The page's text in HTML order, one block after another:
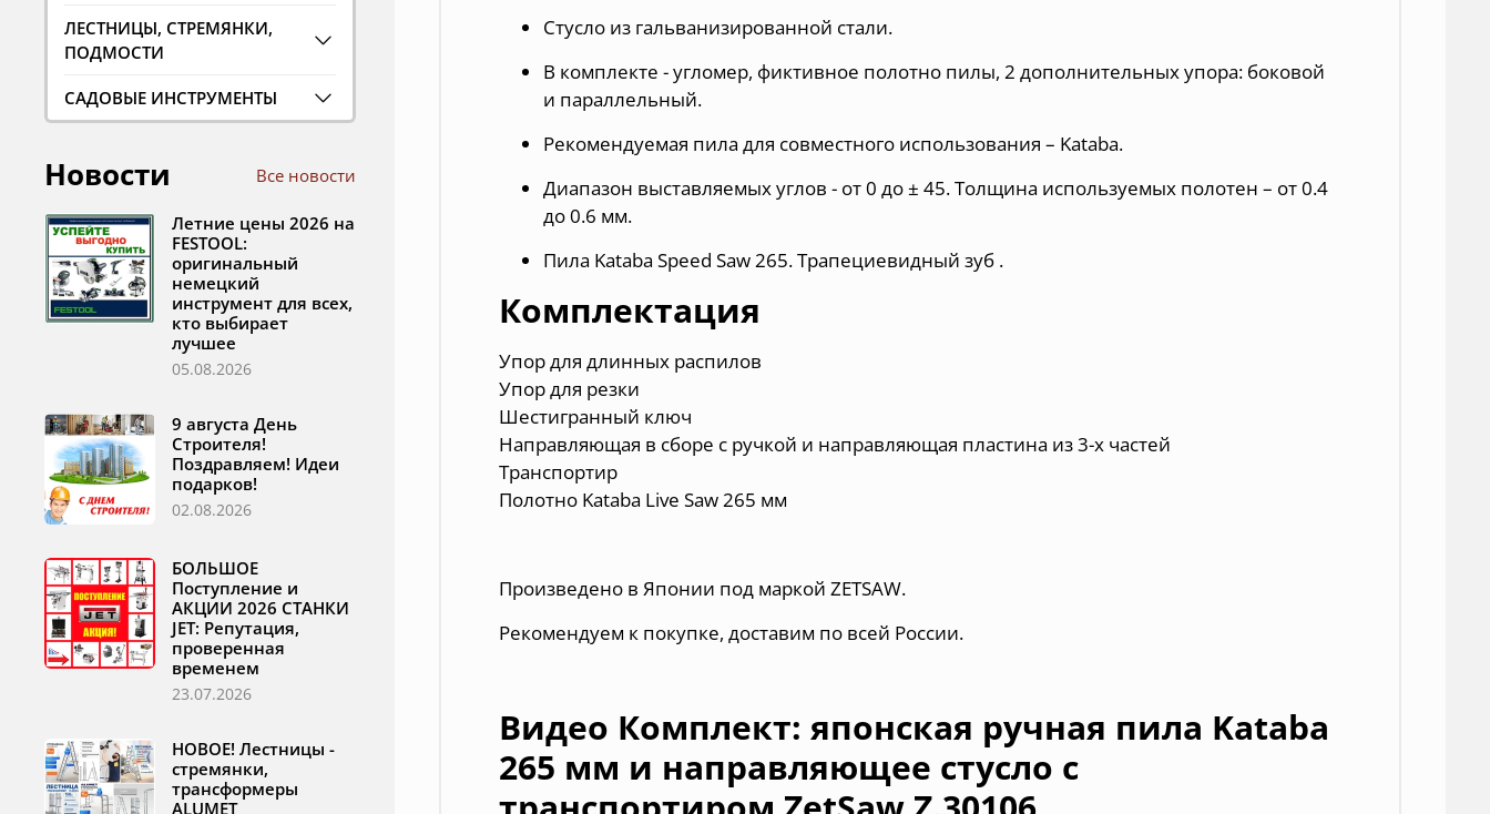
Стусло из гальванизированной стали.
В комплекте - угломер, фиктивное полотно пилы, 2 дополнительных упора: боковой
и параллельный.
Рекомендуемая пила для совместного использования – Kataba.
Диапазон выставляемых углов - от 0 до ± 45. Толщина используемых полотен – от 0.4
до 0.6 мм.
Пила Kataba Speed Saw 265. Трапециевидный зуб .
Комплектация
Упор для длинных распилов
Упор для резки
Шестигранный ключ
Направляющая в сборе с ручкой и направляющая пластина из 3-х частей
Транспортир
Полотно Kataba Live Saw 265 мм
Произведено в Японии под маркой ZETSAW.
Рекомендуем к покупке, доставим по всей России.
Видео Комплект: японская ручная пила Kataba
265 мм и направляющее стусло с
ЛЕСТНИЦЫ, СТРЕМЯНКИ,
ПОДМОСТИ
САДОВЫЕ ИНСТРУМЕНТЫ
Новости Все новости
Летние цены 2026 на
FESTOOL:
оригинальный
немецкий
инструмент для всех,
кто выбирает
лучшее
05.08.2026
9 августа День
Строителя!
Поздравляем! Идеи
подарков!
02.08.2026
БОЛЬШОЕ
Поступление и
АКЦИИ 2026 СТАНКИ
JET: Репутация,
проверенная
временем
23.07.2026
НОВОЕ! Лестницы -
стремянки,
трансформеры
ALUMET